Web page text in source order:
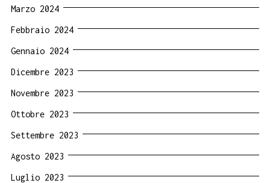
Marzo 2024
Febbraio 2024
Gennaio 2024
Dicembre 2023
Novembre 2023
Ottobre 2023
Settembre 2023
Agosto 2023
Luglio 2023